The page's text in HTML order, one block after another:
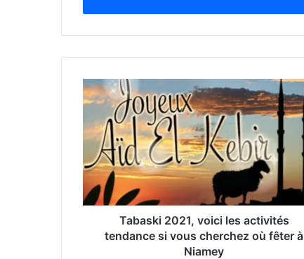
e
o
r
e
e
s
e
Tabaski 2021, voici les activités
tendance si vous cherchez où fêter à
Niamey